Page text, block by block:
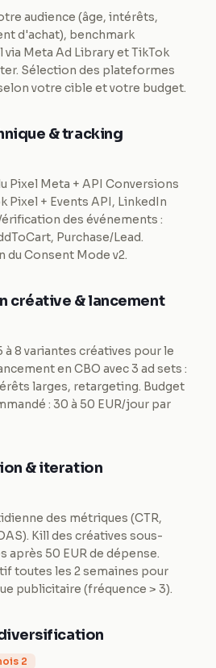
audience (âge, intérêts,
d'achat), benchmark
Meta Ad Library et TikTok
Sélection des plateformes
votre cible et votre budget.
& tracking
Pixel Meta + API Conversions
Pixel + Events API, LinkedIn
des événements :
Purchase/Lead.
du Consent Mode v2.
créative & lancement
à 8 variantes créatives pour le
en CBO avec 3 ad sets :
larges, retargeting. Budget
: 30 à 50 EUR/jour par
& iteration
des métriques (CTR,
Kill des créatives sous-
après 50 EUR de dépense.
toutes les 2 semaines pour
publicitaire (fréquence > 3).
2